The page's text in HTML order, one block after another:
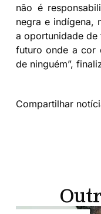
não é
negra e indígena,
a oportunidade
futuro onde a cor
de ninguém”,
Compartilhar